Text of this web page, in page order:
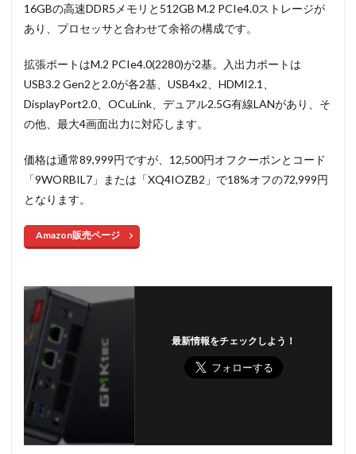
16GBの高速DDR5メモリと512GB M.2 PCIe4.0ストレージが
あり、プロセッサと合わせて余裕の構成です。
拡張ポートはM.2 PCIe4.0(2280)が2基。入出力ポートは
USB3.2 Gen2と2.0が各2基、USB4x2、HDMI2.1、
DisplayPort2.0、OCuLink、デュアル2.5G有線LANがあり、そ
の他、最大4画面出力に対応します。
価格は通常89,999円ですが、12,500円オフクーポンとコード
「9WORBIL7」または「XQ4IOZB2」で18%オフの72,999円
となります。
Amazon販売ページ
最新情報をチェックしよう！